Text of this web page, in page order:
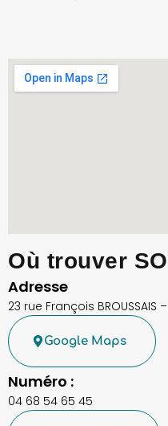
Où trouver
Adresse
23 rue François BROUSSAIS
Google Maps
Numéro :
04 68 54 65 45